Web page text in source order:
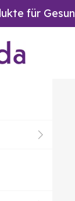
für